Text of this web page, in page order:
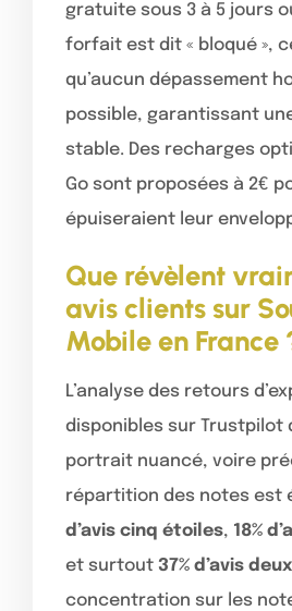
gratuite sous 3 à 5 jours
forfait est dit « bloqué »,
qu’aucun dépassement
possible, garantissant
stable. Des recharges
Go sont proposées à 2€
épuiseraient leur
Que révèlent
avis clients sur
Mobile en France
L’analyse des retours
disponibles sur Trustpilot
portrait nuancé, voire
répartition des notes est
d’avis cinq étoiles, 18%
et surtout 37% d’avis
concentration sur les